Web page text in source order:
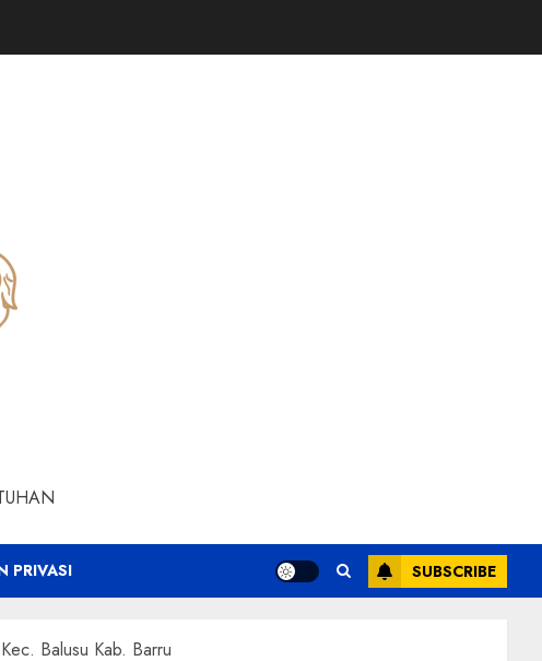
PRIVASI SUBSCRIBE
Balusu Kab. Barru